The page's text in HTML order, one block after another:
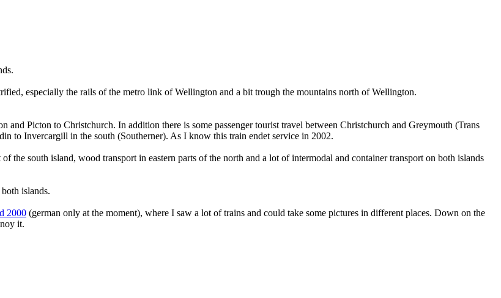
especially the rails of the metro link of Wellington and a bit trough the mountains north of Wellington.
Picton to Christchurch. In addition there is some passenger tourist travel between Christchurch and Greymouth (Trans
to Invercargill in the south (Southerner). As I know this train endet service in 2002.
the south island, wood transport in eastern parts of the north and a lot of intermodal and container transport on both islands
islands.
2000 (german only at the moment), where I saw a lot of trains and could take some pictures in different places. Down on the
it.